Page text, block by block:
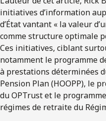
initiatives d’information
d’État vantant « la valeur
comme structure optimale
Ces initiatives, ciblant
notamment le programme
à prestations déterminées
Pension Plan (HOOPP), le
du OPTrust et le
régimes de retraite du